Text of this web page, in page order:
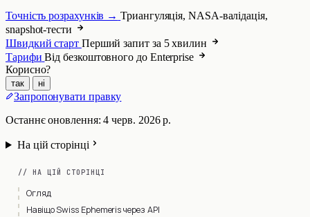
Точність розрахунків → Триангуляція, NASA-валідація,
snapshot-тести
Швидкий старт Перший запит за 5 хвилин
Тарифи Від безкоштовного до Enterprise
Корисно?
так ні
Запропонувати правку
Останнє оновлення:4 черв. 2026 р.
На цій сторінці
// НА ЦІЙ СТОРІНЦІ
Огляд
Навіщо Swiss Ephemeris через API